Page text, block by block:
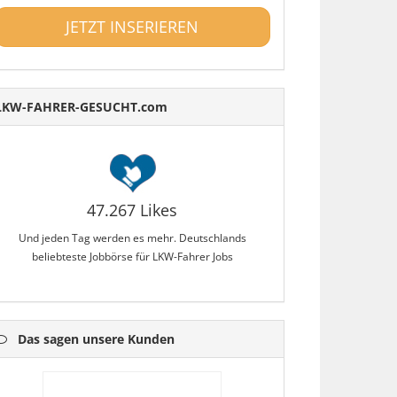
JETZT INSERIEREN
FAHRER-GESUCHT.com
47.267 Likes
Und jeden Tag werden es mehr. Deutschlands
beliebteste Jobbörse für LKW-Fahrer Jobs
Das sagen unsere Kunden